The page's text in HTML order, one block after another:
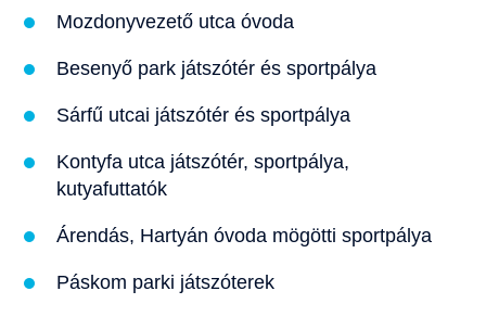
Mozdonyvezető utca óvoda
Besenyő park játszótér és sportpálya
Sárfű utcai játszótér és sportpálya
Kontyfa utca játszótér, sportpálya,
kutyafuttatók
Árendás, Hartyán óvoda mögötti sportpálya
Páskom parki játszóterek